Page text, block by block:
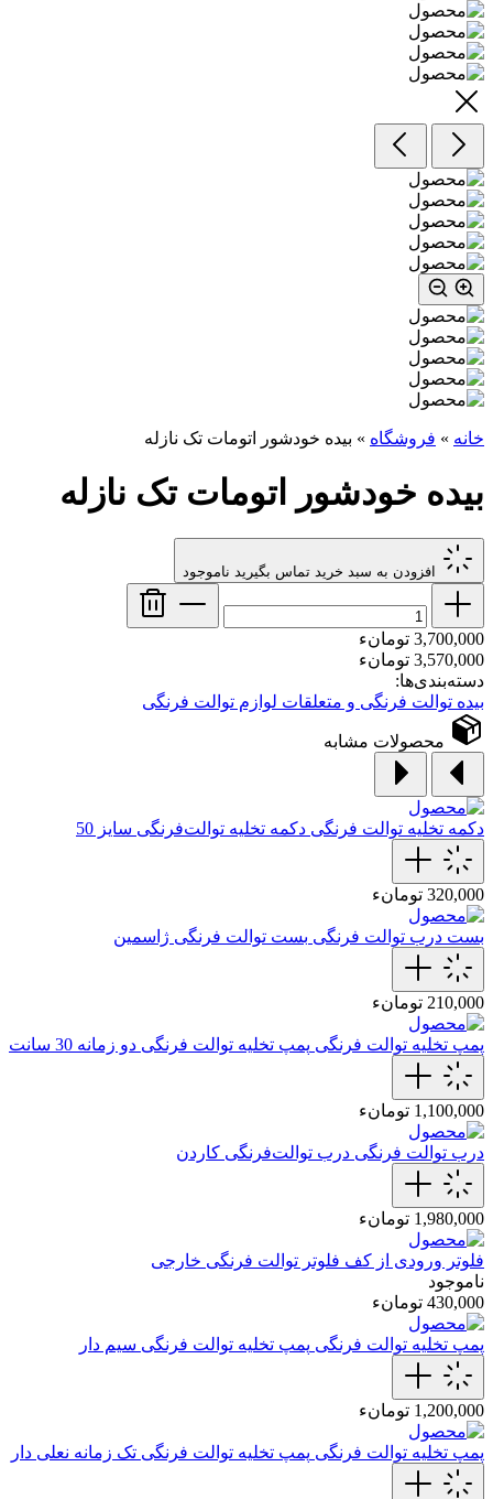
خانه » فروشگاه » بیده خودشور اتومات تک نازله
بیده خودشور اتومات تک نازله
افزودن به سبد خرید تماس بگیرید ناموجود
3,700,000 تومانء
3,570,000 تومانء
دسته‌بندی‌ها:
بیده توالت فرنگی و متعلقات لوازم توالت فرنگی
محصولات مشابه
دکمه تخلیه توالت فرنگی دکمه تخلیه توالت‌فرنگی سایز 50
320,000 تومانء
بست درب توالت فرنگی بست توالت فرنگی‌ ژاسمین
210,000 تومانء
پمپ تخلیه توالت فرنگی پمپ تخلیه توالت‌ فرنگی دو زمانه 30 سانت
1,100,000 تومانء
درب توالت فرنگی درب توالت‌فرنگی‌ کاردن
1,980,000 تومانء
فلوتر ورودی از کف فلوتر توالت فرنگی خارجی
ناموجود
430,000 تومانء
پمپ تخلیه توالت فرنگی پمپ تخلیه توالت فرنگی سیم دار
1,200,000 تومانء
پمپ تخلیه توالت فرنگی پمپ تخلیه توالت فرنگی تک زمانه نعلی دار